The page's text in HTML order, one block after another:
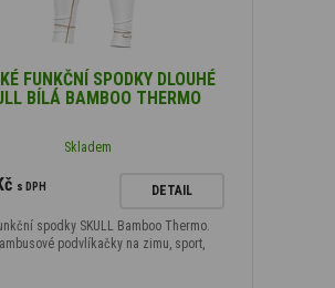
FUNKČNÍ SPODKY DLOUHÉ
BÍLÁ BAMBOO THERMO
Skladem
s DPH DETAIL
spodky SKULL Bamboo Thermo.
podvlíkačky na zimu, sport,